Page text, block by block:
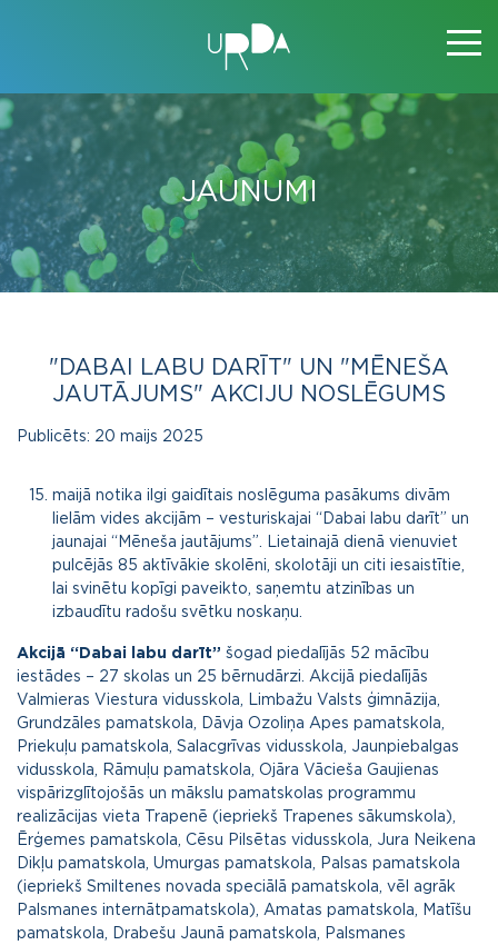
JAUNUMI
"DABAI LABU DARĪT" UN "MĒNEŠA
JAUTĀJUMS" AKCIJU NOSLĒGUMS
Publicēts: 20 maijs 2025
maijā notika ilgi gaidītais noslēguma pasākums divām
lielām vides akcijām – vesturiskajai “Dabai labu darīt” un
jaunajai “Mēneša jautājums”. Lietainajā dienā vienuviet
pulcējās 85 aktīvākie skolēni, skolotāji un citi iesaistītie,
lai svinētu kopīgi paveikto, saņemtu atzinības un
izbaudītu radošu svētku noskaņu.
Akcijā “Dabai labu darīt” šogad piedalījās 52 mācību
iestādes – 27 skolas un 25 bērnudārzi. Akcijā piedalījās
Valmieras Viestura vidusskola, Limbažu Valsts ģimnāzija,
Grundzāles pamatskola, Dāvja Ozoliņa Apes pamatskola,
Priekuļu pamatskola, Salacgrīvas vidusskola, Jaunpiebalgas
vidusskola, Rāmuļu pamatskola, Ojāra Vācieša Gaujienas
vispārizglītojošās un mākslu pamatskolas programmu
realizācijas vieta Trapenē (iepriekš Trapenes sākumskola),
Ērģemes pamatskola, Cēsu Pilsētas vidusskola, Jura Neikena
Dikļu pamatskola, Umurgas pamatskola, Palsas pamatskola
(iepriekš Smiltenes novada speciālā pamatskola, vēl agrāk
Palsmanes internātpamatskola), Amatas pamatskola, Matīšu
pamatskola, Drabešu Jaunā pamatskola, Palsmanes